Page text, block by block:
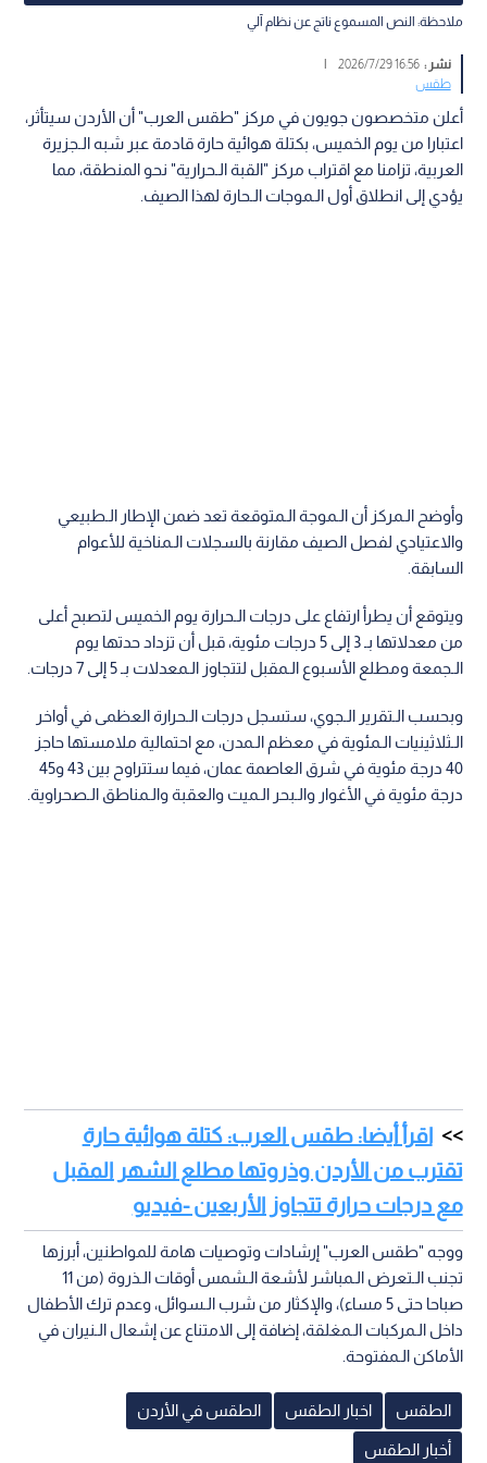
ملاحظة: النص المسموع ناتج عن نظام آلي
نشر :16:56 2026/7/29
|
طقس
أعلن متخصصون جويون في مركز "طقس العرب" أن الأردن سيتأثر،
اعتبارا من يوم الخميس، بكتلة هوائية حارة قادمة عبر شبه الـجزيرة
العربية، تزامنا مع اقتراب مركز "القبة الـحرارية" نحو المنطقة، مما
يؤدي إلى انطلاق أول الـموجات الـحارة لهذا الصيف.
وأوضح الـمركز أن الـموجة الـمتوقعة تعد ضمن الإطار الـطبيعي
والاعتيادي لفصل الصيف مقارنة بالسجلات الـمناخية للأعوام
السابقة.
ويتوقع أن يطرأ ارتفاع على درجات الـحرارة يوم الخميس لتصبح أعلى
من معدلاتها بـ 3 إلى 5 درجات مئوية، قبل أن تزداد حدتها يوم
الـجمعة ومطلع الأسبوع الـمقبل لتتجاوز الـمعدلات بـ 5 إلى 7 درجات.
وبحسب الـتقرير الـجوي، ستسجل درجات الـحرارة العظمى في أواخر
الـثلاثينيات الـمئوية في معظم الـمدن، مع احتمالية ملامستها حاجز
40 درجة مئوية في شرق العاصمة عمان، فيما ستتراوح بين 43 و45
درجة مئوية في الأغوار والـبحر الـميت والعقبة والـمناطق الـصحراوية.
اقرأ أيضا: طقس العرب: كتلة هوائية حارة
تقترب من الأردن وذروتها مطلع الشهر المقبل
مع درجات حرارة تتجاوز الأربعين -فيديو
ووجه "طقس العرب" إرشادات وتوصيات هامة للمواطنين، أبرزها
تجنب الـتعرض الـمباشر لأشعة الـشمس أوقات الـذروة (من 11
صباحا حتى 5 مساء)، والإكثار من شرب الـسوائل، وعدم ترك الأطفال
داخل الـمركبات الـمغلقة، إضافة إلى الامتناع عن إشعال الـنيران في
الأماكن الـمفتوحة.
الطقس اخبار الطقس الطقس في الأردن
أخبار الطقس